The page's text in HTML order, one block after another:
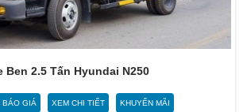
Ben 2.5 Tấn Hyundai N250
BÁO GIÁ XEM CHI TIẾT KHUYẾN MÃI